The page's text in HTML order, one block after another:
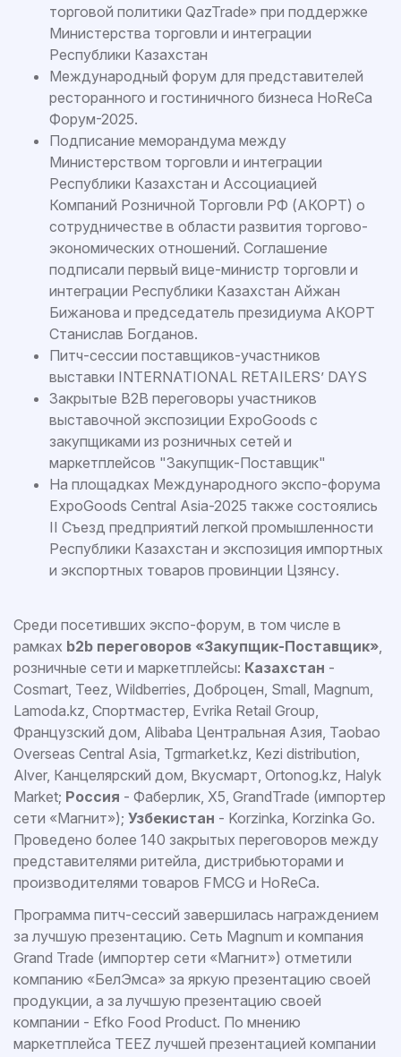
торговой политики QazTrade» при поддержке
Министерства торговли и интеграции
Республики Казахстан
Международный форум для представителей
ресторанного и гостиничного бизнеса НоReCa
Форум-2025.
Подписание меморандума между
Министерством торговли и интеграции
Республики Казахстан и Ассоциацией
Компаний Розничной Торговли РФ (АКОРТ) о
сотрудничестве в области развития торгово-
экономических отношений. Соглашение
подписали первый вице-министр торговли и
интеграции Республики Казахстан Айжан
Бижанова и председатель президиума АКОРТ
Станислав Богданов.
Питч-сессии поставщиков-участников
выставки INTERNATIONAL RETAILERS’ DAYS
Закрытые В2В переговоры участников
выставочной экспозиции ExpoGoods с
закупщиками из розничных сетей и
маркетплейсов "Закупщик-Поставщик"
На площадках Международного экспо-форума
ExpoGoods Central Asia-2025 также состоялись
II Съезд предприятий легкой промышленности
Республики Казахстан и экспозиция импортных
и экспортных товаров провинции Цзянсу.
Среди посетивших экспо-форум, в том числе в
рамках b2b переговоров «Закупщик-Поставщик»
розничные сети и маркетплейсы: Казахстан -
Cosmart, Teez, Wildberries, Доброцен, Small, Magnum,
Lamoda.kz, Спортмастер, Evrika Retail Group,
Французский дом, Alibaba Центральная Азия, Taobao
Overseas Central Asia, Tgrmarket.kz, Kezi distribution,
Alver, Канцелярский дом, Вкусмарт, Ortonog.kz, Halyk
Market; Россия - Фаберлик, X5, GrandTrade (импортер
сети «Магнит»); Узбекистан - Korzinka, Korzinka Go.
Проведено более 140 закрытых переговоров между
представителями ритейла, дистрибьюторами и
производителями товаров FMCG и HoReCa.
Программа питч-сессий завершилась награждением
за лучшую презентацию. Сеть Magnum и компания
Grand Trade (импортер сети «Магнит») отметили
компанию «БелЭмса» за яркую презентацию своей
продукции, а за лучшую презентацию своей
компании - Efko Food Product. По мнению
маркетплейса TEEZ лучшей презентацией компании